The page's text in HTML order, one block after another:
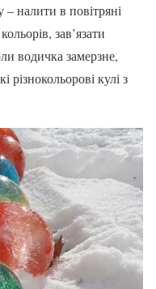
налити в повітряні
зав’язати
водичка замерзне,
кулі з